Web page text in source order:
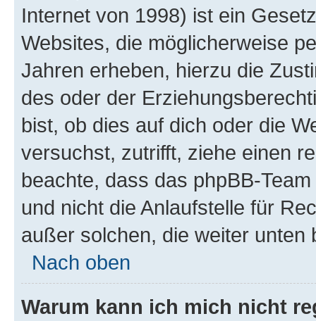
Internet von 1998) ist ein
Websites, die möglicherweise
Jahren erheben, hierzu die
des oder der
bist, ob dies auf dich oder die
versuchst, zutrifft, ziehe einen
beachte, dass das phpBB-
und nicht die Anlaufstelle für
außer solchen, die weiter unten
Nach oben
Warum kann ich mich nicht